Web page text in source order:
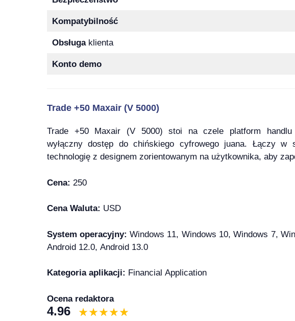
Kompatybilność
Obsługaklienta
Konto demo
Trade +50 Maxair (V 5000)
Trade +50 Maxair (V 5000) stoi na czele platform handlu
wyłączny dostęp do chińskiego cyfrowego juana. Łączy w
technologię z designem zorientowanym na użytkownika, aby
Cena: 250
Cena Waluta: USD
System operacyjny: Windows 11, Windows 10, Windows 7,
Android 12.0, Android 13.0
Kategoria aplikacji: Financial Application
Ocena redaktora
4.96